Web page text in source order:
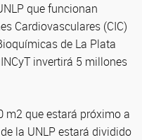
que funcionan
Cardiovasculares (CIC)
de La Plata
invertirá 5 millones
m2 que estará próximo a
la UNLP estará dividido